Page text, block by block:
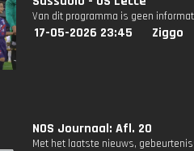
Van dit programma is geen
17-05-2026 23:45 Ziggo
NOS Journaal: Afl. 20
Met het laatste nieuws,